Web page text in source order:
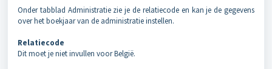
Onder tabblad Administratie zie je de relatiecode en kan je de gegevens
over het boekjaar van de administratie instellen.
Relatiecode
Dit moet je niet invullen voor België.